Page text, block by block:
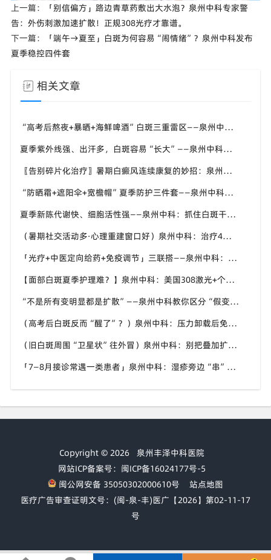
上一篇：
「别信偏方」路边青草药敷出大水泡？泉州中科专家警
告：外伤刺激加速扩散！正规308光疗才靠谱。
下一篇：
「端午→夏至」白斑为何容易“闹情绪”？泉州中科发布
夏季稳控四件套
相关文章
“高考后熬夜+暴晒+海鲜啤酒”白斑三重雷区——泉州中科张喜艳医生：暑假这两个月管好了，九月入学才安心
夏季紫外线强、出汗多，白斑容易“长大”——泉州中科：进展期先控斑、稳定期再促复色
〖告别碎片化治疗〗暑期白癜风连续康复的妙招：泉州中科倡导“封育养息”体系
“防晒霜+遮阳伞+宽檐帽”夏季防护三件套——泉州中科：白斑区优先选物理防晒，温和不致敏
夏季新陈代谢快、细胞活性强——泉州中科：抓住白斑干预“加速窗口”，别让复色机会溜走
（暑期社交活动多·心理重建窗口好）泉州中科：治疗4到6周出现色素岛，孩子的自信先回来
「光疗+中医定向给药+免疫调节」三联搭——泉州中科：三伏期间把中医外治比重往上提
【面部白斑夏季护理难？】泉州中科：美国308激光+个性化方案，精准靶向不复色“盲区”
“不是所有变明显都是扩散”——泉州中科教你区分“假变化”与真进展
（高考后白斑反而“醒了”？）泉州中科：压力卸载后免疫波动正常，及时干预别慌
（旧白斑周围“卫星状”往外冒）泉州中科：别把叠加扩散当成普通皮肤病拖下去
「7—8月接诊常遇一类患者」泉州中科：湿疹旁边“串”出好几块新白，一查已是进展期泛发倾向
Copyright © 2026 泉州丰泽中科医院
网站ICP备案号：闽ICP备16024177号-5
闽公网安备 35050302000610号
站点地图
医疗广告审查证明文号：(闽-泉-丰)医广【2026】第02-11-17
号